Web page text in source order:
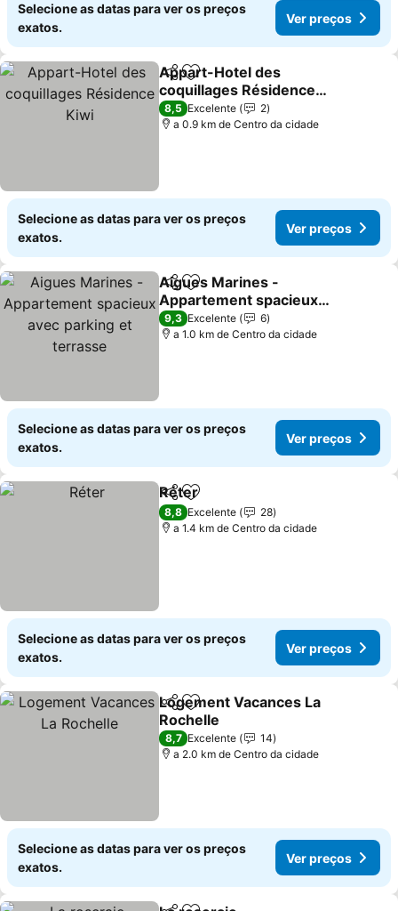
Selecione as datas para ver os preços
exatos.
Ver preços
PartilharAdicionar aos favoritos
Appart-Hotel des
coquillages Résidence
Kiwi
Ver preços
8,5 Excelente
2
a 0.9 km de Centro da cidade
Selecione as datas para ver os preços
exatos.
Ver preços
PartilharAdicionar aos favoritos
Aigues Marines -
Appartement spacieux
avec parking et terrasse
Ver preços
9,3 Excelente
6
a 1.0 km de Centro da cidade
Selecione as datas para ver os preços
exatos.
Ver preços
PartilharAdicionar aos favoritos
Réter
8,8 Excelente
28
a 1.4 km de Centro da cidade
Selecione as datas para ver os preços
exatos.
Ver preços
PartilharAdicionar aos favoritos
Logement Vacances La
Rochelle
Ver preços
8,7 Excelente
14
a 2.0 km de Centro da cidade
Selecione as datas para ver os preços
exatos.
Ver preços